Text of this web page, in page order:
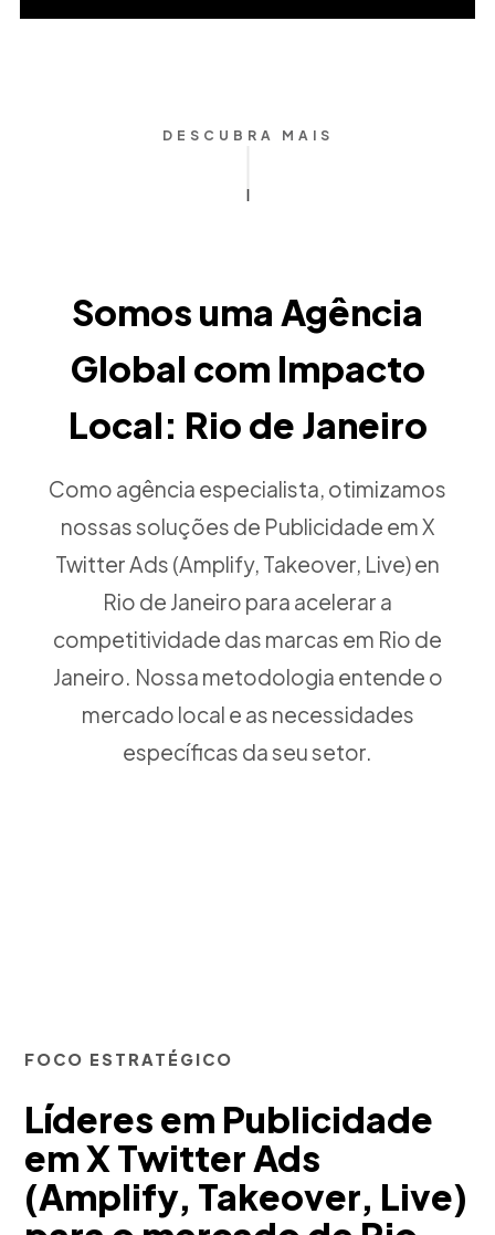
DESCUBRA MAIS
Somos uma Agência
Global com Impacto
Local: Rio de Janeiro
Como agência especialista, otimizamos
nossas soluções de Publicidade em X
Twitter Ads (Amplify, Takeover, Live) en
Rio de Janeiro para acelerar a
competitividade das marcas em Rio de
Janeiro. Nossa metodologia entende o
mercado local e as necessidades
específicas da seu setor.
FOCO ESTRATÉGICO
Líderes em Publicidade
em X Twitter Ads
(Amplify, Takeover, Live)